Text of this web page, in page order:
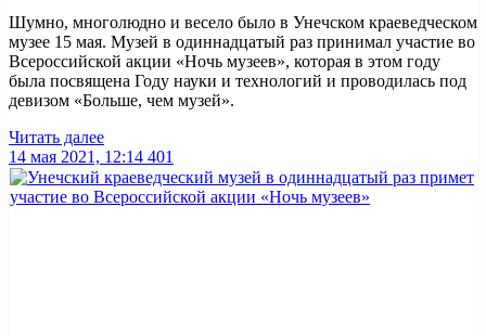
Шумно, многолюдно и весело было в Унечском краеведческом
музее 15 мая. Музей в одиннадцатый раз принимал участие во
Всероссийской акции «Ночь музеев», которая в этом году
была посвящена Году науки и технологий и проводилась под
девизом «Больше, чем музей».
Читать далее
14 мая 2021, 12:14 401